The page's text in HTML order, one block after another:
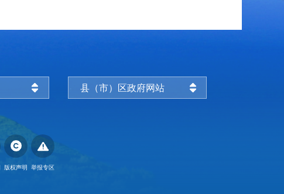
县（市）区政府网站
版权声明 举报专区